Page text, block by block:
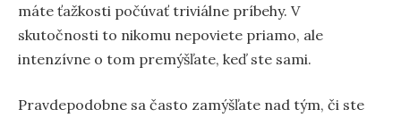
máte ťažkosti počúvať triviálne príbehy. V
skutočnosti to nikomu nepoviete priamo, ale
intenzívne o tom premýšľate, keď ste sami.
Pravdepodobne sa často zamýšľate nad tým, či ste